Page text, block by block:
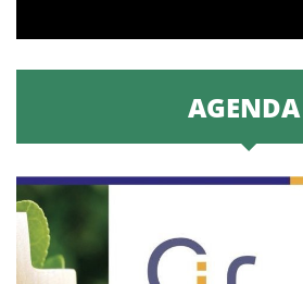
AGENDA